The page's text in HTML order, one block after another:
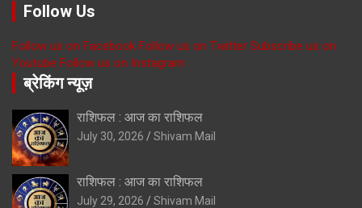
Follow Us
Follow us on Facebook Follow us on Twitter Subscribe us on
Youtube Follow us on Instagram
ब्रेकिंग न्यूज़
राशिफल : आज का राशिफल
July 30, 2026 Shivam Mail
राशिफल : आज का राशिफल
July 29, 2026 Shivam Mail